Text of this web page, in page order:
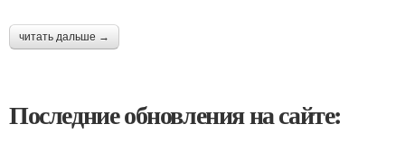
читать дальше →
Последние обновления на сайте: